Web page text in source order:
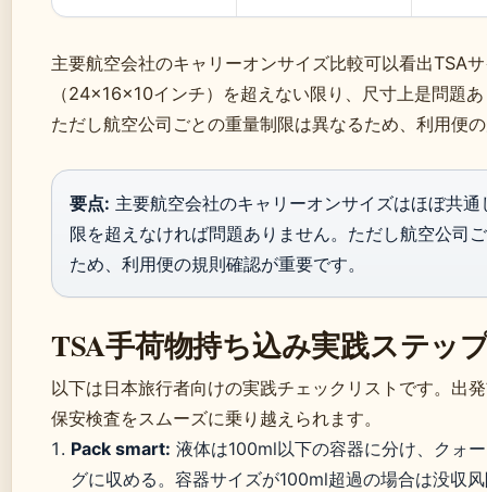
主要航空会社のキャリーオンサイズ比較可以看出TSA
（24×16×10インチ）を超えない限り、尺寸上是問題
ただし航空公司ごとの重量制限は異なるため、利用便
要点: 主要航空会社のキャリーオンサイズはほぼ共
限を超えなければ問題ありません。ただし航空公司
ため、利用便の規則確認が重要です。
TSA手荷物持ち込み実践ステッ
以下は日本旅行者向けの実践チェックリストです。出
保安検査をスムーズに乗り越えられます。
Pack smart: 液体は100ml以下の容器に分け、クォ
グに収める。容器サイズが100ml超過の場合は没収